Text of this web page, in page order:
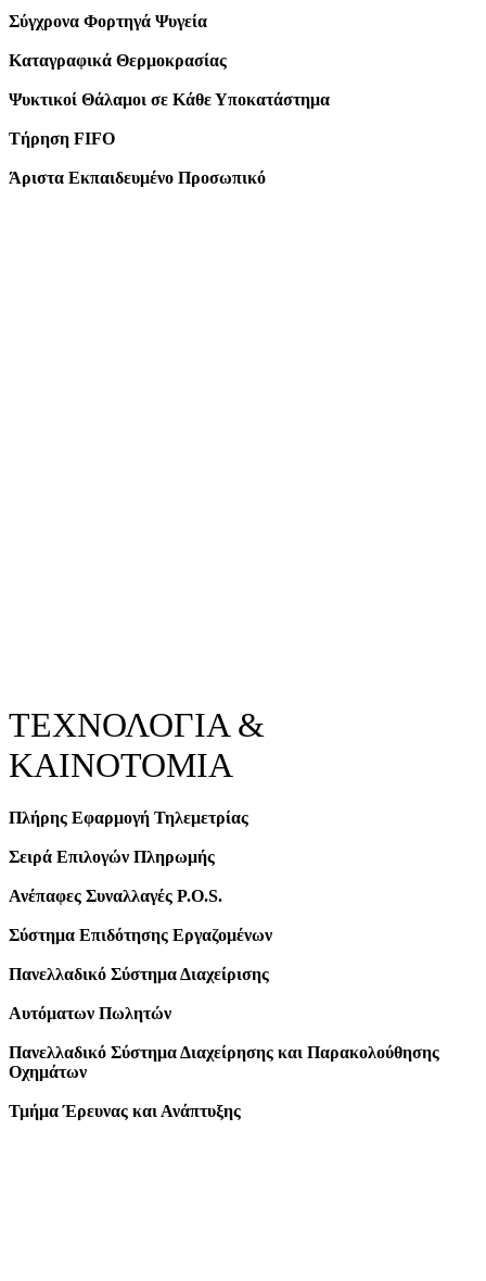
Σύγχρονα Φορτηγά Ψυγεία
Καταγραφικά Θερμοκρασίας
Ψυκτικοί Θάλαμοι σε Κάθε Υποκατάστημα
Τήρηση FIFO
Άριστα Εκπαιδευμένο Προσωπικό
ΤΕΧΝΟΛΟΓΙΑ &
ΚΑΙΝΟΤΟΜΙΑ
Πλήρης Εφαρμογή Τηλεμετρίας
Σειρά Επιλογών Πληρωμής
Ανέπαφες Συναλλαγές P.O.S.
Σύστημα Επιδότησης Εργαζομένων
Πανελλαδικό Σύστημα Διαχείρισης
Αυτόματων Πωλητών
Πανελλαδικό Σύστημα Διαχείρησης και Παρακολούθησης
Οχημάτων
Τμήμα Έρευνας και Ανάπτυξης